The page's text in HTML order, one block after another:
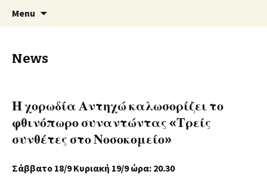
Spiza
An Artistic Society from Athens, Greece
Menu
News
Η χορωδία Αντηχώ καλωσορίζει το
φθινόπωρο συναντώντας «Τρείς
συνθέτες στο Νοσοκομείο»
Σάββατο 18/9 Κυριακή 19/9 ώρα: 20.30